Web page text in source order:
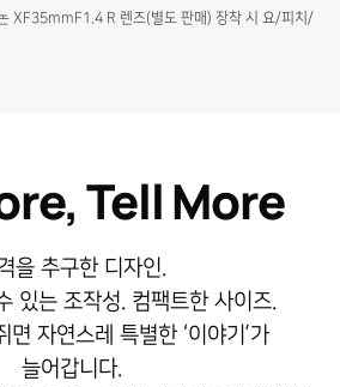
XF35mmF1.4 R 렌즈(별도 판매) 장착 시 요/피치/
Tell More
을 추구한 디자인.
있는 조작성. 컴팩트한 사이즈.
자연스레 특별한 ‘이야기’가
늘어갑니다.